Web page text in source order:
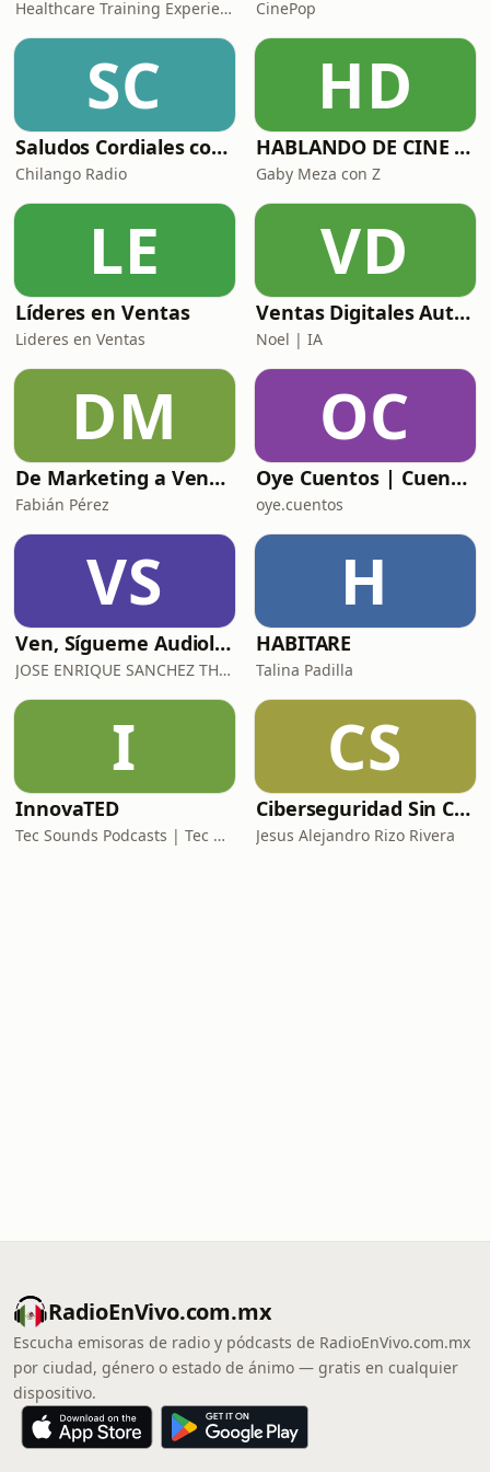
Healthcare Training Experience CinePop
SC
Saludos Cordiales con Gaby Meza
Chilango Radio
HD
HABLANDO DE CINE CON
Gaby Meza con Z
LE
Líderes en Ventas
Lideres en Ventas
VD
Ventas Digitales Automotrices: De BDC a DCA
Noel | IA
DM
De Marketing a Ventas
Fabián Pérez
OC
Oye Cuentos | Cuentos Infantiles que conectan con la imaginación.
oye.cuentos
VS
Ven, Sígueme Audiolibro
JOSE ENRIQUE SANCHEZ THOMPSON
H
HABITARE
Talina Padilla
I
InnovaTED
Tec Sounds Podcasts | Tec de Monterrey
CS
Ciberseguridad Sin Censura
Jesus Alejandro Rizo Rivera
RadioEnVivo.com.mx
Escucha emisoras de radio y pódcasts de RadioEnVivo.com.mx
por ciudad, género o estado de ánimo — gratis en cualquier
dispositivo.